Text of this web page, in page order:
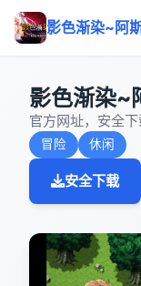
影色渐染~阿
影色渐染~
官方网址，安全
冒险 休闲
安全下载